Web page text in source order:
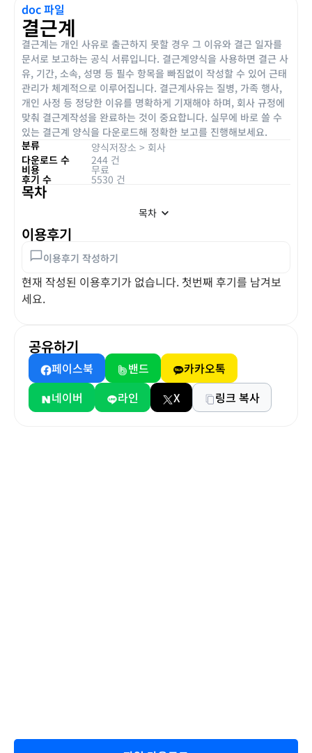
doc 파일
결근계
결근계는 개인 사유로 출근하지 못할 경우 그 이유와 결근 일자를
문서로 보고하는 공식 서류입니다. 결근계양식을 사용하면 결근 사
유, 기간, 소속, 성명 등 필수 항목을 빠짐없이 작성할 수 있어 근태
관리가 체계적으로 이루어집니다. 결근계사유는 질병, 가족 행사,
개인 사정 등 정당한 이유를 명확하게 기재해야 하며, 회사 규정에
맞춰 결근계작성을 완료하는 것이 중요합니다. 실무에 바로 쓸 수
있는 결근계 양식을 다운로드해 정확한 보고를 진행해보세요.
분류
양식저장소 > 회사
다운로드 수
244 건
비용 무료
후기 수 5530 건
목차
목차
이용후기
이용후기 작성하기
현재 작성된 이용후기가 없습니다. 첫번째 후기를 남겨보
세요.
공유하기
페이스북 밴드
카카오톡
네이버
라인 X 링크 복사